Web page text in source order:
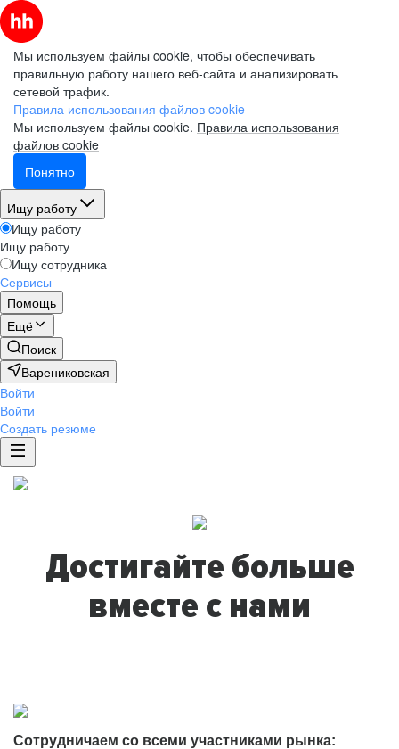
Мы используем файлы cookie, чтобы обеспечивать
правильную работу нашего веб-сайта и анализировать
сетевой трафик.
Правила использования файлов cookie
Мы используем файлы cookie. Правила использования
файлов cookie
Понятно
Ищу работу
Ищу работу
Ищу работу
Ищу сотрудника
Сервисы
Помощь
Ещё
Поиск
Варениковская
Войти
Войти
Создать резюме
Достигайте больше
вместе с нами
Сотрудничаем со всеми участниками рынка: